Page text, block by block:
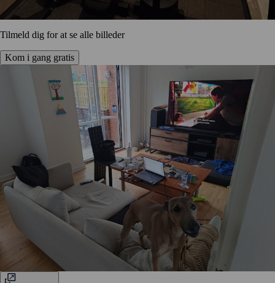
Tilmeld dig for at se alle billeder
Kom i gang gratis